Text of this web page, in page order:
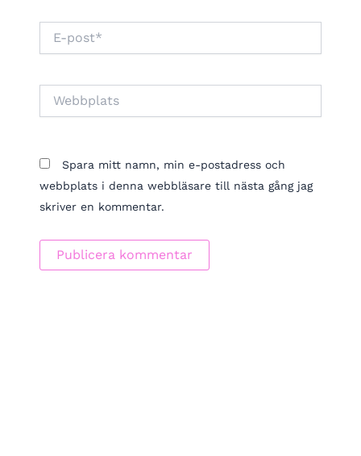
post*
Spara mitt namn, min e-postadress och
webbplats i denna webbläsare till nästa gång jag
skriver en kommentar.